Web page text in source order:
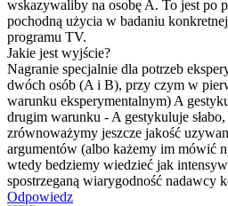
wskazywaliby na osobę A. To jest po
pochodną użycia w badaniu
programu TV.
Jakie jest wyjście?
Nagranie specjalnie dla potrzeb
dwóch osób (A i B), przy czym w
warunku eksperymentalnym) A
drugim warunku - A gestykuluje
zrównoważymy jeszcze jakość
argumentów (albo każemy im mówić
wtedy bedziemy wiedzieć jak
spostrzeganą wiarygodność nadawcy
Odpowiedz